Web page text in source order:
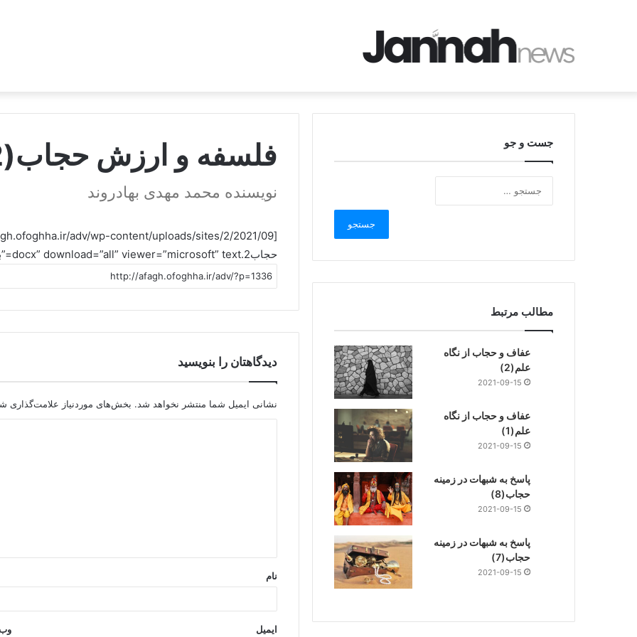
فلسفه و ارزش حجاب(2)
نويسنده محمد مهدی بهادروند
حجاب2.docx” download=”all” viewer=”microsoft” text=”برای دانلود فایل اینجا کلیک کنید”]
دیدگاهتان را بنویسید
نشانی ایمیل شما منتشر نخواهد شد. بخش‌های موردنیاز علامت‌گذاری
*
نام
ایمیل
جست و جو
مطالب مرتبط
عفاف و حجاب از نگاه
علم(2)
2021-09-15
عفاف و حجاب از نگاه
علم(1)
2021-09-15
پاسخ به شبهات در زمینه
حجاب(8)
2021-09-15
پاسخ به شبهات در زمینه
حجاب(7)
2021-09-15